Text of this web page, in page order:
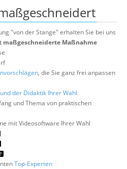
"von der Stange" erhalten Sie bei uns
Maßnahme
, die Sie ganz frei anpassen
der Didaktik Ihrer Wahl
und Thema von praktischen
mit Videosoftware Ihrer Wahl
Top-Experten